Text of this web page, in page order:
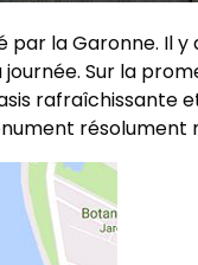
par la Garonne. Il
Sur la
rafraîchissante